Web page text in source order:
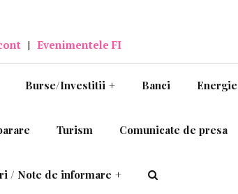
| Evenimentele FI
Burse/Investitii + Banci Energie
Turism Comunicate de presa
/ Note de informare +